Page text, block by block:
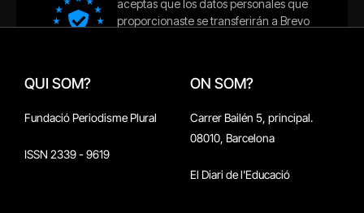
QUI SOM?
Fundació Periodisme Plural
ISSN 2339 - 9619
ON SOM?
Carrer Bailén 5, principal.
08010, Barcelona
El Diari de l'Educació